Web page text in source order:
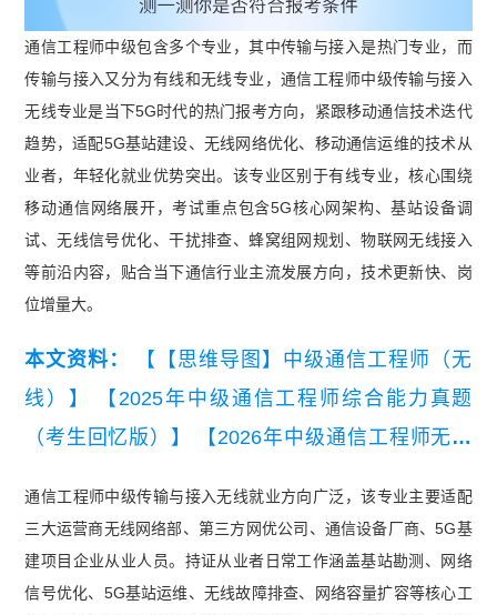
通信工程师中级包含多个专业，其中传输与接入是热门专业，而
传输与接入又分为有线和无线专业，通信工程师中级传输与接入
无线专业是当下5G时代的热门报考方向，紧跟移动通信技术迭代
趋势，适配5G基站建设、无线网络优化、移动通信运维的技术从
业者，年轻化就业优势突出。该专业区别于有线专业，核心围绕
移动通信网络展开，考试重点包含5G核心网架构、基站设备调
试、无线信号优化、干扰排查、蜂窝组网规划、物联网无线接入
等前沿内容，贴合当下通信行业主流发展方向，技术更新快、岗
位增量大。
本文资料：
【【思维导图】中级通信工程师（无
线）】
【2025年中级通信工程师综合能力真题
（考生回忆版）】
【2026年中级通信工程师无线
答题背诵本】
【2026年中级通信工程师综合能力
知识点集锦】 【中级通信工程师综合能力冲刺知识
点】
通信工程师中级传输与接入无线就业方向广泛，该专业主要适配
三大运营商无线网络部、第三方网优公司、通信设备厂商、5G基
建项目企业从业人员。持证从业者日常工作涵盖基站勘测、网络
信号优化、5G基站运维、无线故障排查、网络容量扩容等核心工